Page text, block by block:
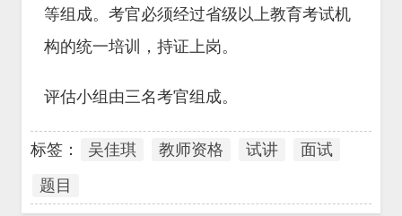
等组成。考官必须经过省级以上教育考试机
构的统一培训，持证上岗。
评估小组由三名考官组成。
标签： 吴佳琪 教师资格 试讲
面试
题目